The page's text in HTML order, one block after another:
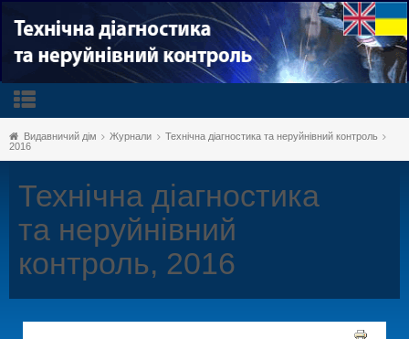
Видавничий дім Журнали
Технічна діагностика та неруйнівний контроль
2016
Технічна діагностика
та неруйнівний
контроль, 2016